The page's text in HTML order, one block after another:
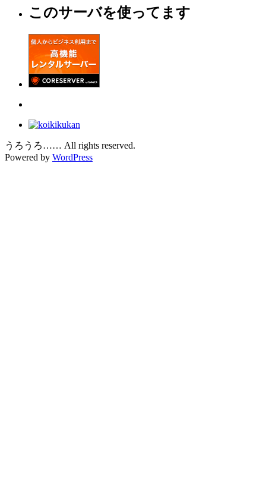
このサーバを使ってます
うろうろ…… All rights reserved.
Powered by WordPress